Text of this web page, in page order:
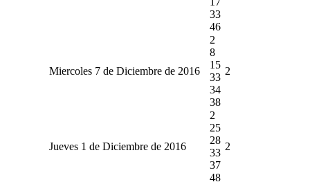
33
46
Miercoles 7 de Diciembre de 2016
2
8
15
33
34
38
2
Jueves 1 de Diciembre de 2016
2
25
28
33
37
48
2